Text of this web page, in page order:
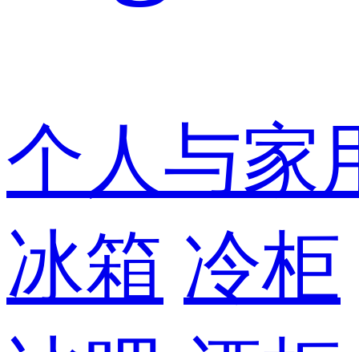
个人与家
冰箱 冷柜